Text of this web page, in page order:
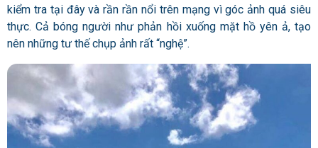
kiểm tra tại đây và rần rần nổi trên mạng vì góc ảnh quá siêu
thực.Cả bóng người như phản hồi xuống mặt hồ yên ả, tạo
nên những tư thế chụp ảnh rất “nghệ”.